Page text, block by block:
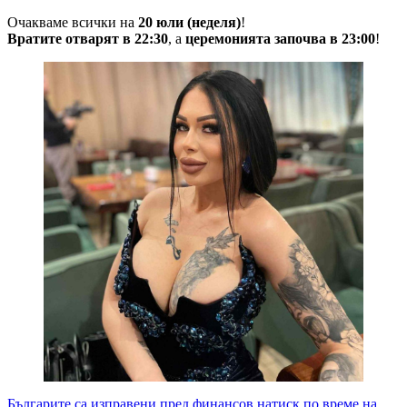
Очакваме всички на 20 юли (неделя)!
Вратите отварят в 22:30, а церемонията започва в 23:00!